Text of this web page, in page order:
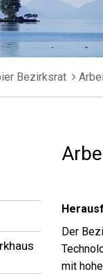
Bezirksrat
Der
mit